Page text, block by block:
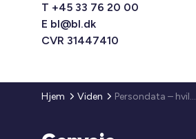
T +45 33 76 20 00
E bl@bl.dk
CVR 31447410
Hjem Viden Persondata – hvilke oplysninger må afdelingsbestyrelsen få omkring beboerne